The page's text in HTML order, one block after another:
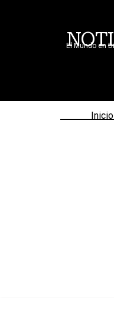
El Mundo en
Inicio